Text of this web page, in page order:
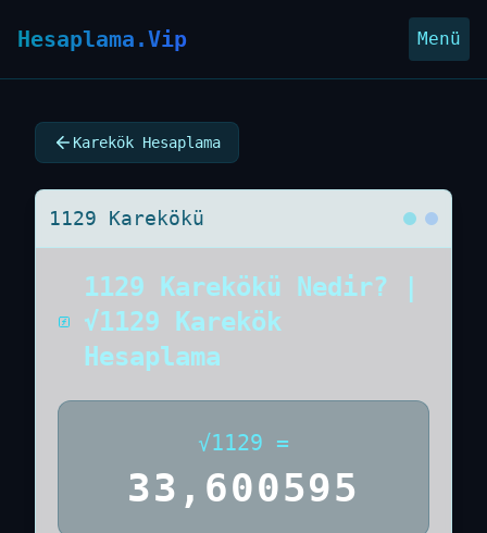
Hesaplama.Vip Menü
Karekök Hesaplama
1129 Karekökü
1129 Karekökü Nedir? |
√1129 Karekök
Hesaplama
√1129 =
33,600595